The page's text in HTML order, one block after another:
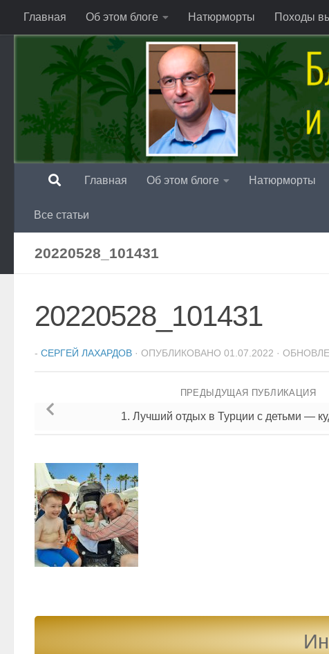
Перейти к содержимому
Главная Об этом блоге Натюрморты Походы
Главная Об этом блоге Натюрморты
Все статьи
20220528_101431
20220528_101431
- СЕРГЕЙ ЛАХАРДОВ · ОПУБЛИКОВАНО 01.07.2022 ·
ПРЕДЫДУЩАЯ ПУБЛИКАЦИЯ
1. Лучший отдых в Турции с детьми —